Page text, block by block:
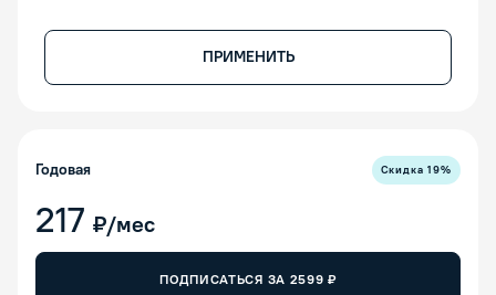
ПРИМЕНИТЬ
Годовая Скидка19%
217 ₽/мес
ПОДПИСАТЬСЯ ЗА 2599 ₽